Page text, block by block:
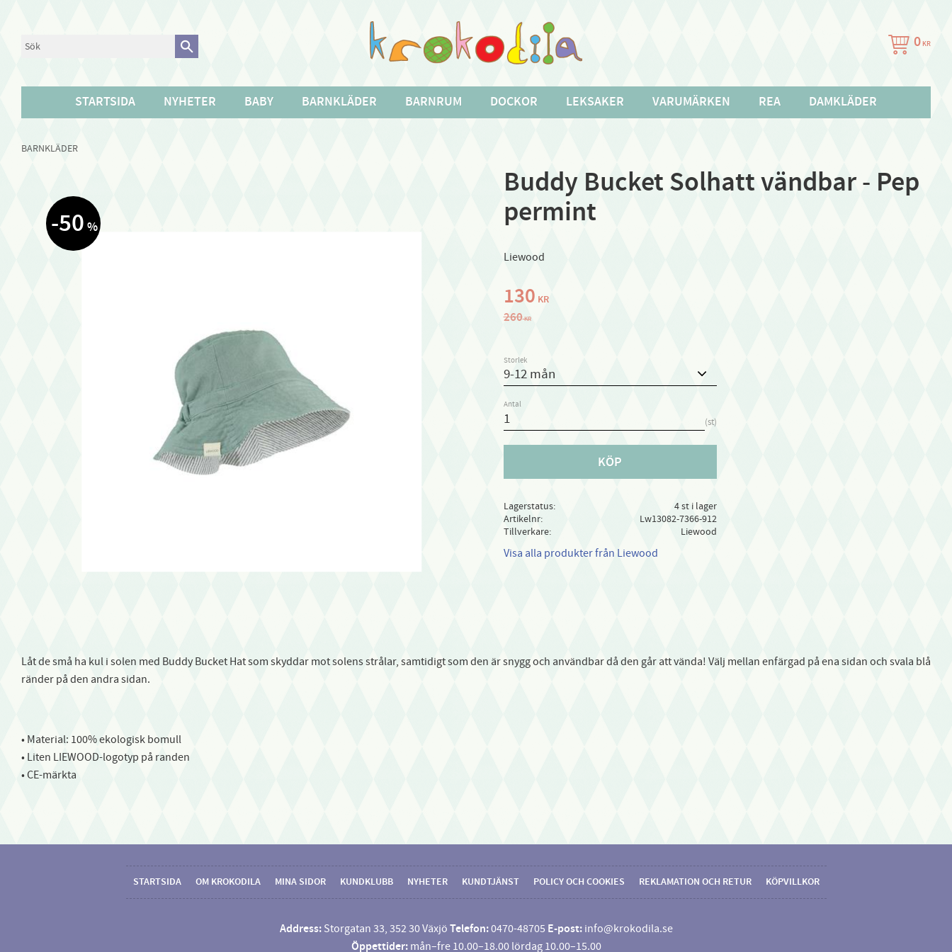
0 KR
STARTSIDA NYHETER BABY BARNKLÄDER BARNRUM DOCKOR LEKSAKER VARUMÄRKEN REA DAMKLÄDER
BARNKLÄDER
Buddy Bucket Solhatt vändbar - Pep
permint
Liewood
50 %
Nedsatt pris:
130 KR
Ordinarie pris:
260KR
Storlek
Antal
st
KÖP
Lagerstatus
4 st i lager
Artikelnr
Lw13082-7366-912
Tillverkare
Liewood
Visa alla produkter från Liewood
Låt de små ha kul i solen med Buddy Bucket Hat som skyddar mot solens strålar, samtidigt som den är snygg och användbar då den går att vända! Välj mellan enfärgad på ena sidan och svala blå
ränder på den andra sidan.
• Material: 100% ekologisk bomull
• Liten LIEWOOD-logotyp på randen
• CE-märkta
STARTSIDA OM KROKODILA MINA SIDOR KUNDKLUBB NYHETER KUNDTJÄNST POLICY OCH COOKIES REKLAMATION OCH RETUR KÖPVILLKOR
Address:Storgatan 33, 352 30 Växjö Telefon:0470-48705 E-post: info@krokodila.se
Öppettider:mån–fre 10.00–18.00 lördag 10.00–15.00